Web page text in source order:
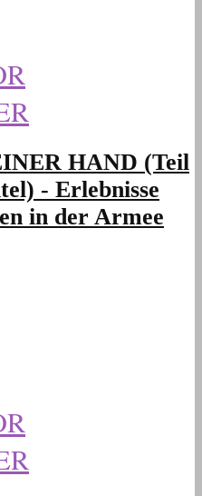
HAND (Teil
- Erlebnisse
in der Armee